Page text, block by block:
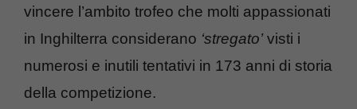
vincere l’ambito trofeo che molti appassionati
in Inghilterra considerano ‘stregato’visti i
numerosi e inutili tentativi in 173 anni di storia
della competizione.